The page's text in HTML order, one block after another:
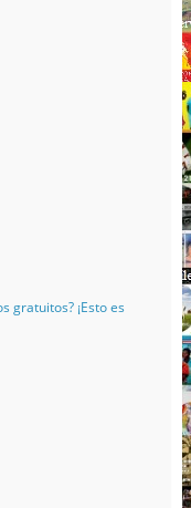
gratuitos? ¡Esto es